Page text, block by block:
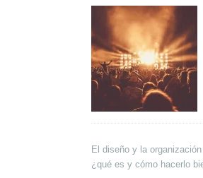
El diseño y la
¿qué es y cómo hacerlo